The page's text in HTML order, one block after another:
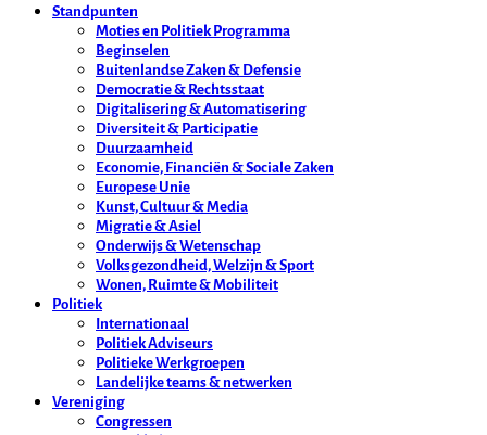
Standpunten
Moties en Politiek Programma
Beginselen
Buitenlandse Zaken & Defensie
Democratie & Rechtsstaat
Digitalisering & Automatisering
Diversiteit & Participatie
Duurzaamheid
Economie, Financiën & Sociale Zaken
Europese Unie
Kunst, Cultuur & Media
Migratie & Asiel
Onderwijs & Wetenschap
Volksgezondheid, Welzijn & Sport
Wonen, Ruimte & Mobiliteit
Politiek
Internationaal
Politiek Adviseurs
Politieke Werkgroepen
Landelijke teams & netwerken
Vereniging
Congressen